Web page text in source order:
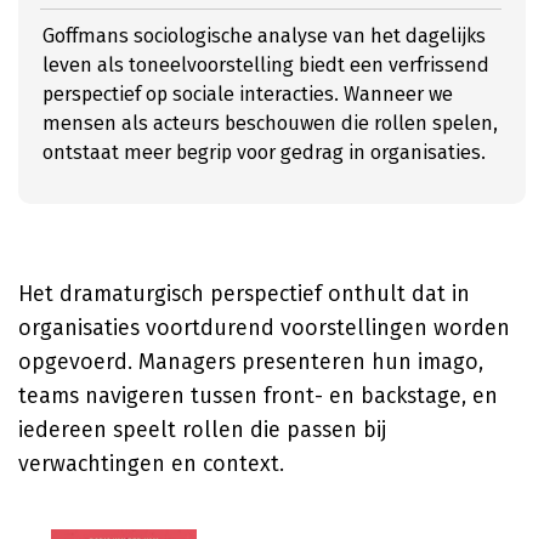
Goffmans sociologische analyse van het dagelijks
leven als toneelvoorstelling biedt een verfrissend
perspectief op sociale interacties. Wanneer we
mensen als acteurs beschouwen die rollen spelen,
ontstaat meer begrip voor gedrag in organisaties.
Het dramaturgisch perspectief onthult dat in
organisaties voortdurend voorstellingen worden
opgevoerd. Managers presenteren hun imago,
teams navigeren tussen front- en backstage, en
iedereen speelt rollen die passen bij
verwachtingen en context.